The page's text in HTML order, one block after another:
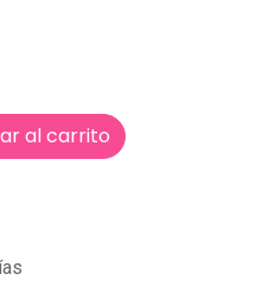
al carrito